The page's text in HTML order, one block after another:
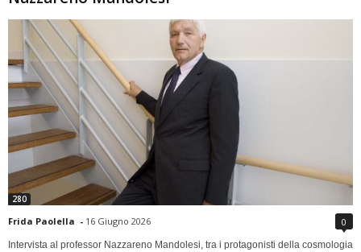
280
Frida Paolella - 16 Giugno 2026 0
Intervista al professor Nazzareno Mandolesi, tra i protagonisti della cosmologia